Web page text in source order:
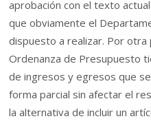
aprobación con el texto
que obviamente el
dispuesto a realizar. Por otra
Ordenanza de Presupuesto
de ingresos y egresos que
forma parcial sin afectar el
la alternativa de incluir un